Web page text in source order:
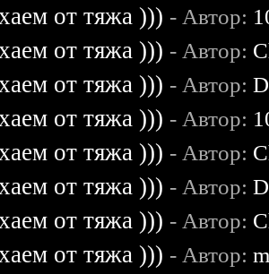
от тяжа ))) - Автор:
от тяжа ))) - Автор:
от тяжа ))) - Автор:
от тяжа ))) - Автор:
от тяжа ))) - Автор:
от тяжа ))) - Автор:
от тяжа ))) - Автор:
от тяжа ))) - Автор: